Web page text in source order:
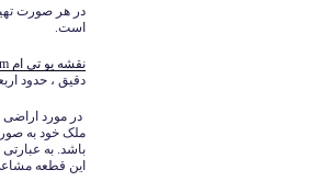
در هر صورت
است.
نقشه یو تی ام utm زمین کشاورزی
دقیق ، حدود
در مورد اراضی
ملک خود به
باشد. به
این قطعه